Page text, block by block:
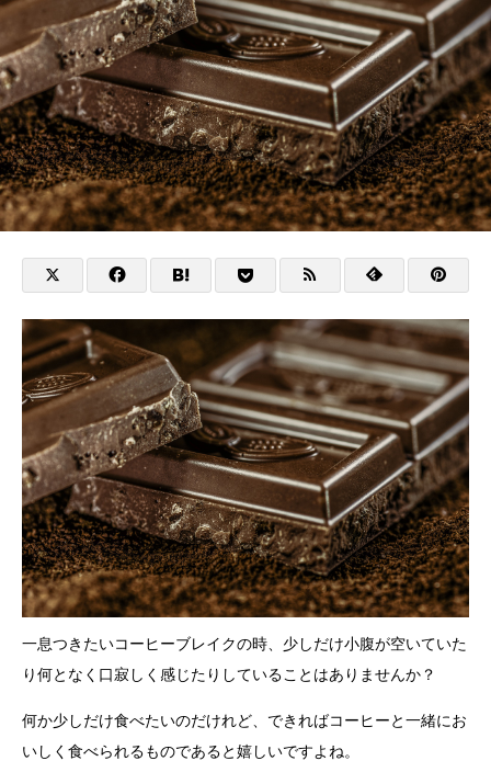
一息つきたいコーヒーブレイクの時、少しだけ小腹が空いていた
り何となく口寂しく感じたりしていることはありませんか？
何か少しだけ食べたいのだけれど、できればコーヒーと一緒にお
いしく食べられるものであると嬉しいですよね。